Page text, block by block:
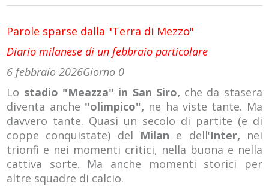
Parole sparse dalla "Terra di Mezzo"
Diario milanese di un febbraio particolare
6 febbraio 2026Giorno 0
Lo stadio "Meazza" in San Siro, che da stasera
diventa anche "olimpico", ne ha viste tante. Ma
davvero tante. Quasi un secolo di partite (e di
coppe conquistate) del Milan e dell'Inter, nei
trionfi e nei momenti critici, nella buona e nella
cattiva sorte. Ma anche momenti storici per
altre squadre di calcio.